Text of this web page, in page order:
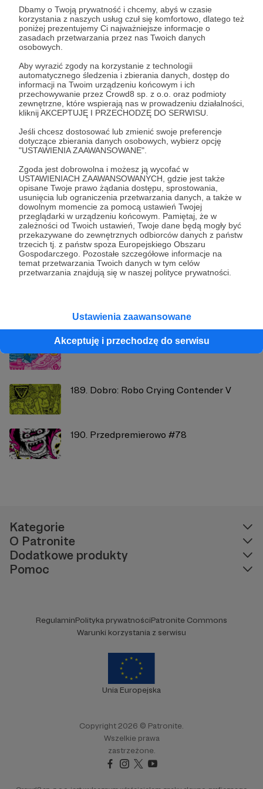
Dbamy o Twoją prywatność i chcemy, abyś w czasie
korzystania z naszych usług czuł się komfortowo, dlatego też
poniżej prezentujemy Ci najważniejsze informacje o
zasadach przetwarzania przez nas Twoich danych
osobowych.
Aby wyrazić zgody na korzystanie z technologii
automatycznego śledzenia i zbierania danych, dostęp do
informacji na Twoim urządzeniu końcowym i ich
przechowywanie przez Crowd8 sp. z o.o. oraz podmioty
zewnętrzne, które wspierają nas w prowadzeniu działalności,
kliknij AKCEPTUJĘ I PRZECHODZĘ DO SERWISU.
Jeśli chcesz dostosować lub zmienić swoje preferencje
dotyczące zbierania danych osobowych, wybierz opcję
"USTAWIENIA ZAAWANSOWANE".
Zgoda jest dobrowolna i możesz ją wycofać w
USTAWIENIACH ZAAWANSOWANYCH, gdzie jest także
opisane Twoje prawo żądania dostępu, sprostowania,
usunięcia lub ograniczenia przetwarzania danych, a także w
dowolnym momencie za pomocą ustawień Twojej
przeglądarki w urządzeniu końcowym. Pamiętaj, że w
zależności od Twoich ustawień, Twoje dane będą mogły być
przekazywane do zewnętrznych odbiorców danych z państw
trzecich tj. z państw spoza Europejskiego Obszaru
Gospodarczego. Pozostałe szczegółowe informacje na
temat przetwarzania Twoich danych w tym celów
przetwarzania znajdują się w naszej polityce prywatności.
Ustawienia zaawansowane
Akceptuję i przechodzę do serwisu
Zostań Patronem
wyrd science ilustracja gry planszowe horror
szlam
Udostępnij
Łukasz Kowalczuk
Zobacz profil autora
185. Od kuchni #20: SZLAM V
189. Dobro: Robo Crying Contender V
190. Przedpremierowo #78
Kategorie
O Patronite
Dodatkowe produkty
Pomoc
RegulaminPolityka prywatnościPatronite Commons
Warunki korzystania z serwisu
Unia Europejska
Copyright 2026 © Patronite.
Wszelkie prawa
zastrzeżone.